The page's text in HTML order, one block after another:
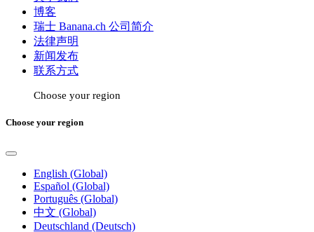
博客
瑞士 Banana.ch 公司简介
法律声明
新闻发布
联系方式
Choose your region
Choose your region
English (Global)
Español (Global)
Português (Global)
中文 (Global)
Deutschland (Deutsch)